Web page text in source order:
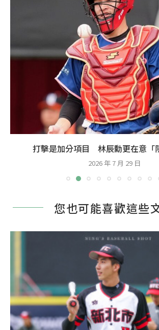
打擊是加分項目 林辰勳更在意「
2026 年 7 月 29 日
您也可能喜歡這些